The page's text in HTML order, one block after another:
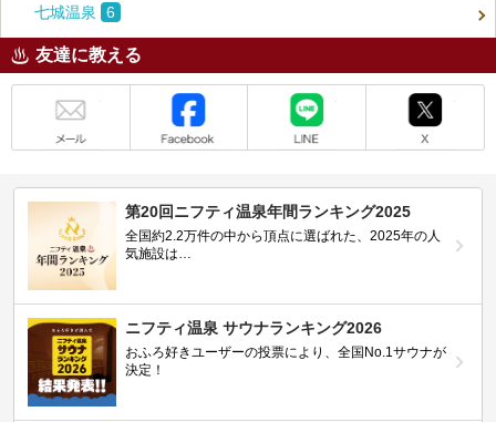
七城温泉 6
友達に教える
第20回ニフティ温泉年間ランキング2025
全国約2.2万件の中から頂点に選ばれた、2025年の人
気施設は…
ニフティ温泉 サウナランキング2026
おふろ好きユーザーの投票により、全国No.1サウナが
決定！